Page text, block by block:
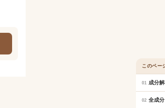
このペー
01 成分
02 全成